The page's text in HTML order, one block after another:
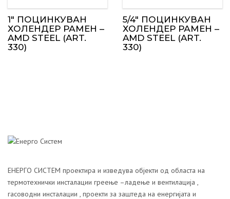
1″ ПОЦИНКУВАН
ХОЛЕНДЕР РАМЕН –
AMD STEEL (ART.
330)
5/4″ ПОЦИНКУВАН
ХОЛЕНДЕР РАМЕН –
AMD STEEL (ART.
330)
ЕНЕРГО СИСТЕМ проектира и изведува објекти од областа на
термотехнички инсталации греење –ладење и вентилација ,
гасоводни инсталации , проекти за заштеда на енергијата и